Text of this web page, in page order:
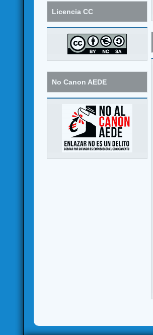
Licencia CC
No Canon AEDE